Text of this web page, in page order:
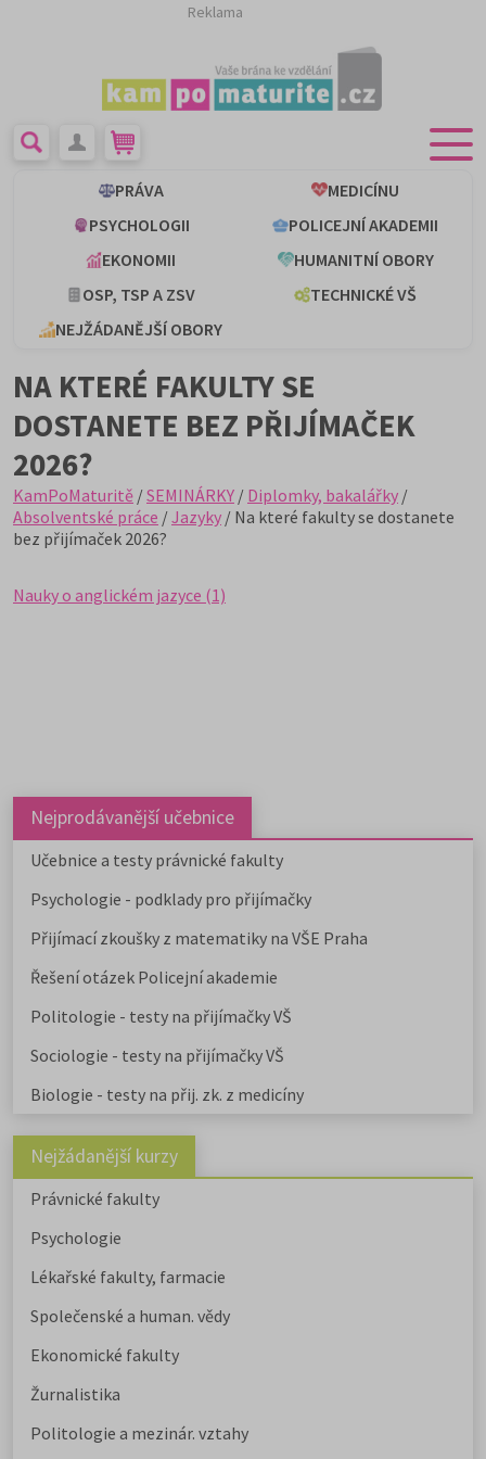
Reklama
PRÁVA
MEDICÍNU
PSYCHOLOGII
POLICEJNÍ AKADEMII
EKONOMII
HUMANITNÍ OBORY
OSP, TSP A ZSV
TECHNICKÉ VŠ
NEJŽÁDANĚJŠÍ OBORY
NA KTERÉ FAKULTY SE
DOSTANETE BEZ PŘIJÍMAČEK
2026?
KamPoMaturitě /SEMINÁRKY / Diplomky, bakalářky /
Absolventské práce /Jazyky / Na které fakulty se dostanete
bez přijímaček 2026?
Nauky o anglickém jazyce (1)
Nejprodávanější učebnice
Učebnice a testy právnické fakulty
Psychologie - podklady pro přijímačky
Přijímací zkoušky z matematiky na VŠE Praha
Řešení otázek Policejní akademie
Politologie - testy na přijímačky VŠ
Sociologie - testy na přijímačky VŠ
Biologie - testy na přij. zk. z medicíny
Nejžádanější kurzy
Právnické fakulty
Psychologie
Lékařské fakulty, farmacie
Společenské a human. vědy
Ekonomické fakulty
Žurnalistika
Politologie a mezinár. vztahy